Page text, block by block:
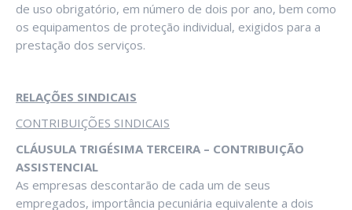
de uso obrigatório, em número de dois por ano, bem como
os equipamentos de proteção individual, exigidos para a
prestação dos serviços.
RELAÇÕES SINDICAIS
CONTRIBUIÇÕES SINDICAIS
CLÁUSULA TRIGÉSIMA TERCEIRA – CONTRIBUIÇÃO
ASSISTENCIAL
As empresas descontarão de cada um de seus
empregados, importância pecuniária equivalente a dois